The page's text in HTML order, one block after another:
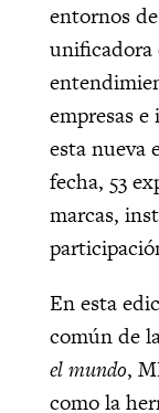
entornos
unificadora
empresas
esta nueva
fecha, 53
marcas,
En esta
común de
el mundo,
como la